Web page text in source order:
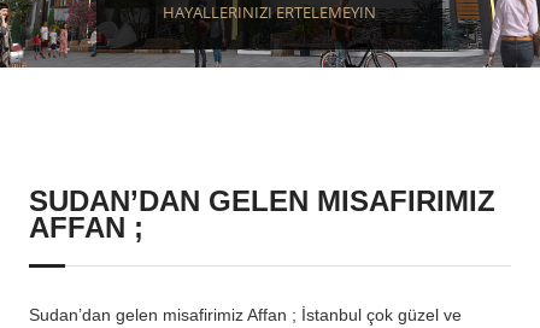
HAYALLERINIZI ERTELEMEYIN
SUDAN’DAN GELEN MISAFIRIMIZ
AFFAN ;
Sudan’dan gelen misafirimiz Affan ; İstanbul çok güzel ve